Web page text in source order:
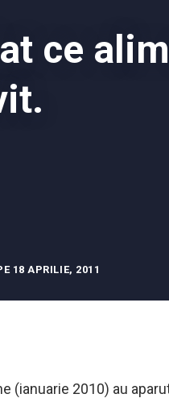
ce
18 APRILIE, 2011
(ianuarie 2010) au